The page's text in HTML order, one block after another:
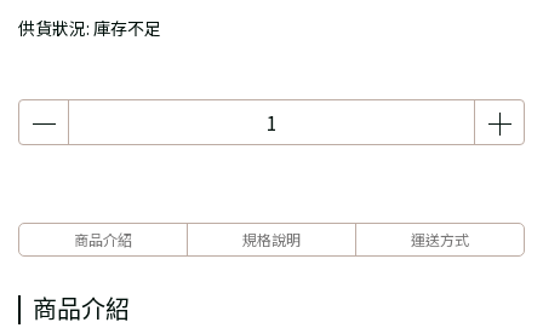
供貨狀況: 庫存不足
商品介紹 規格說明 運送方式
商品介紹